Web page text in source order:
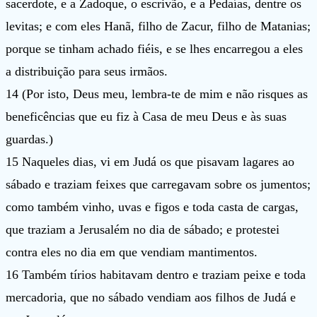
sacerdote, e a Zadoque, o escrivão, e a Pedaías, dentre os
levitas; e com eles Hanã, filho de Zacur, filho de Matanias;
porque se tinham achado fiéis, e se lhes encarregou a eles
a distribuição para seus irmãos.
14 (Por isto, Deus meu, lembra-te de mim e não risques as
beneficências que eu fiz à Casa de meu Deus e às suas
guardas.)
15 Naqueles dias, vi em Judá os que pisavam lagares ao
sábado e traziam feixes que carregavam sobre os jumentos;
como também vinho, uvas e figos e toda casta de cargas,
que traziam a Jerusalém no dia de sábado; e protestei
contra eles no dia em que vendiam mantimentos.
16 Também tírios habitavam dentro e traziam peixe e toda
mercadoria, que no sábado vendiam aos filhos de Judá e